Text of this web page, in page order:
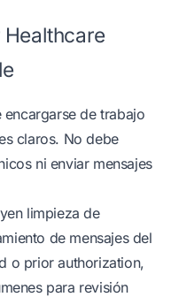
encargarse de trabajo
claros. No debe
ni enviar mensajes
limpieza de
de mensajes del
o prior authorization,
para revisión